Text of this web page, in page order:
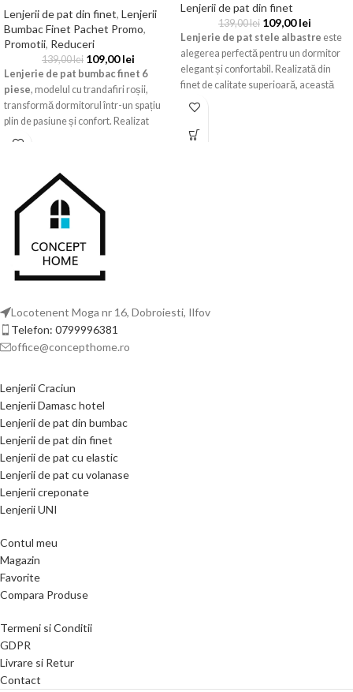
Lenjerii de pat din finet, Lenjerii
Bumbac Finet Pachet Promo,
Promotii, Reduceri
139,00lei 109,00lei
Lenjerie de pat bumbac finet 6
piese, modelul cu trandafiri roșii,
transformă dormitorul într-un spațiu
plin de pasiune și confort. Realizat
dintr-un bumbac tratat special pentru o
design floral atemporal care nu se
demodează niciodată.
Lenjerii de pat din finet
139,00lei 109,00lei
Lenjerie de pat stele albastre este
alegerea perfectă pentru un dormitor
elegant și confortabil. Realizată din
finet de calitate superioară, această
lenjerie impresionează prin fundalul
oferind un aspect modern și relaxant.
Locotenent Moga nr 16, Dobroiesti, Ilfov
Telefon: 0799996381
office@concepthome.ro
Lenjerii Craciun
Lenjerii Damasc hotel
Lenjerii de pat din bumbac
Lenjerii de pat din finet
Lenjerii de pat cu elastic
Lenjerii de pat cu volanase
Lenjerii creponate
Lenjerii UNI
Contul meu
Magazin
Favorite
Compara Produse
Termeni si Conditii
GDPR
Livrare si Retur
Contact